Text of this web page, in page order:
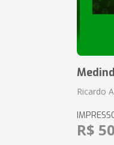
Ricardo
R$